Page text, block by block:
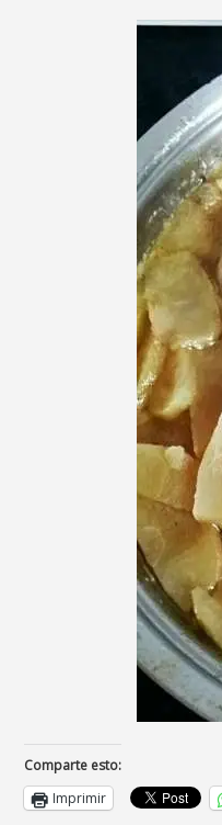
Comparte esto:
Imprimir